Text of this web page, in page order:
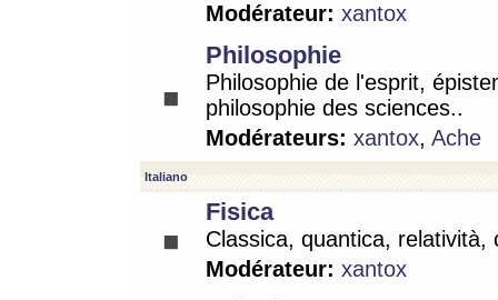
Modérateur: xantox
Philosophie
Philosophie de l'esprit,
philosophie des sciences..
Modérateurs: xantox, Ache
Italiano
Fisica
Classica, quantica, relatività,
Modérateur: xantox